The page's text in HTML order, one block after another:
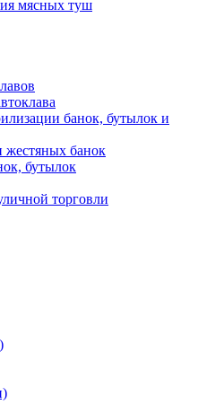
мясных туш
банок, бутылок и
жестяных банок
бутылок
торговли